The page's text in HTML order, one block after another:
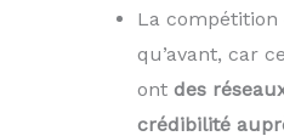
La compétition
qu’avant, car
ont des
crédibilité